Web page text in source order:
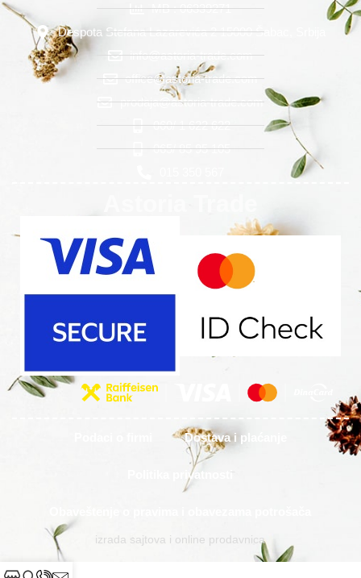
MB : 06339271
Despota Stefana Lazarevića 2 15000 Šabac, Srbija
info@astoria-trade.com
office@astoria-trade.com
prodaja@astoria-trade.com
060/ 1 622 622
065/ 85 95 105
Dostava i plaćanje
Politika privatnosti
izrada sajtova i online prodavnica